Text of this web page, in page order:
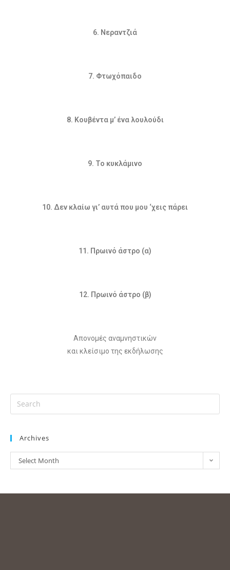
6. Νεραντζιά
7. Φτωχόπαιδο
8. Κουβέντα μ’ ένα λουλούδι
9. Το κυκλάμινο
10. Δεν κλαίω γι’ αυτά που μου ‘χεις πάρει
11. Πρωινό άστρο (α)
12. Πρωινό άστρο (β)
Απονομές αναμνηστικών
και κλείσιμο της εκδήλωσης
Archives
Select Month